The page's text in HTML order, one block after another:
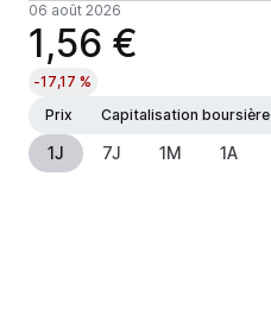
06 août 2026
1,56 €
-17,17 %
Prix
Capitalisation boursière
1J 7J 1M 1A